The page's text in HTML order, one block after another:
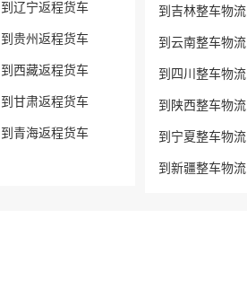
到辽宁返程货车
到贵州返程货车
到西藏返程货车
到甘肃返程货车
到青海返程货车
到吉林整车物流
到云南整车物流
到四川整车物流
到陕西整车物流
到宁夏整车物流
到新疆整车物流